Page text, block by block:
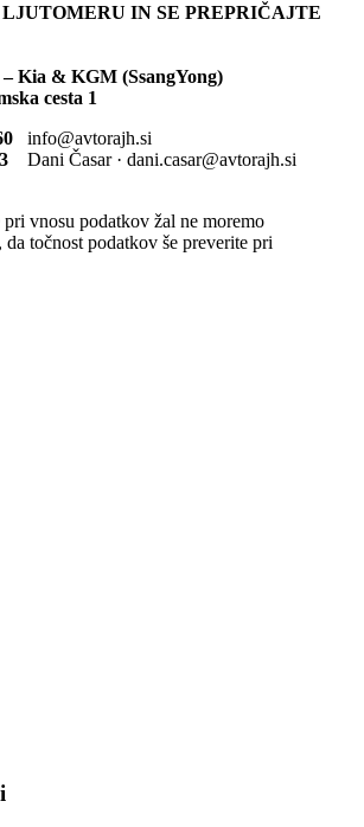
IN SE PREPRIČAJTE
Kia & KGM (SsangYong)
cesta 1
info@avtorajh.si
Dani Časar · dani.casar@avtorajh.si
pri vnosu podatkov žal ne moremo
točnost podatkov še preverite pri